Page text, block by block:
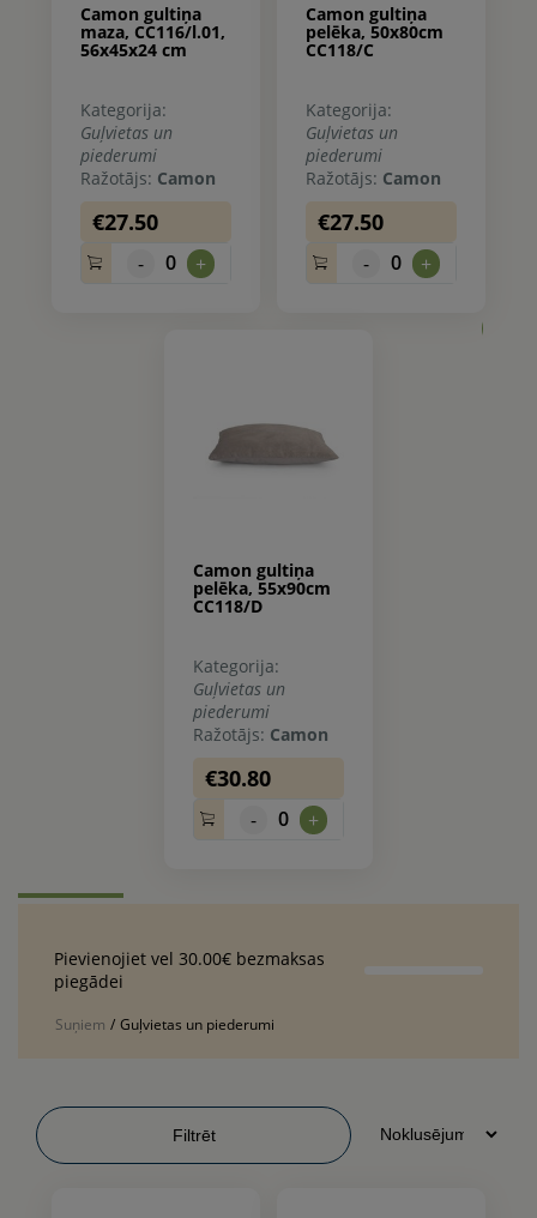
Camon gultiņa
maza, CC116/l.01,
56x45x24 cm
Kategorija:
Guļvietas un
piederumi
Ražotājs: Camon
€27.50
- 0 +
Camon gultiņa
pelēka, 50x80cm
CC118/C
Kategorija:
Guļvietas un
piederumi
Ražotājs: Camon
€27.50
- 0 +
Camon gultiņa
pelēka, 55x90cm
CC118/D
Kategorija:
Guļvietas un
piederumi
Ražotājs: Camon
€30.80
- 0 +
Pievienojiet vel 30.00€ bezmaksas
piegādei
Suņiem / Guļvietas un piederumi
Filtrēt